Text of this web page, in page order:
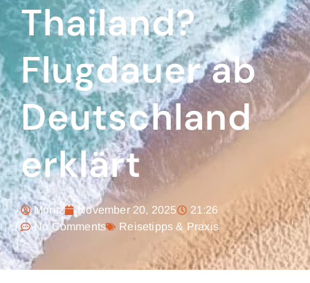
Thailand?
Flugdauer ab
Deutschland
erklärt
Moritz November 20, 2025
21:26
No Comments
Reisetipps & Praxis